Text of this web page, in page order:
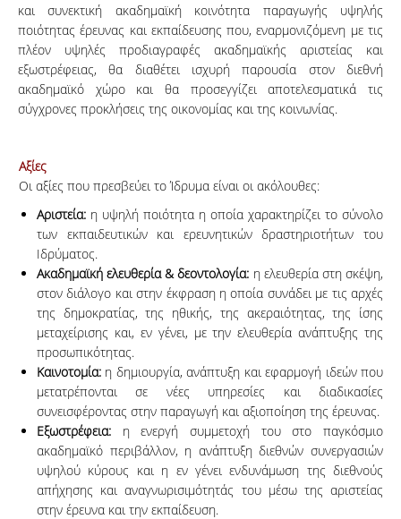
και συνεκτική ακαδημαϊκή κοινότητα παραγωγής υψηλής
ποιότητας έρευνας και εκπαίδευσης που, εναρμονιζόμενη με τις
πλέον υψηλές προδιαγραφές ακαδημαϊκής αριστείας και
εξωστρέφειας, θα διαθέτει ισχυρή παρουσία στον διεθνή
ακαδημαϊκό χώρο και θα προσεγγίζει αποτελεσματικά τις
σύγχρονες προκλήσεις της οικονομίας και της κοινωνίας.
Αξίες
Οι αξίες που πρεσβεύει το Ίδρυμα είναι οι ακόλουθες:
Αριστεία: η υψηλή ποιότητα η οποία χαρακτηρίζει το σύνολο
των εκπαιδευτικών και ερευνητικών δραστηριοτήτων του
Ιδρύματος.
Ακαδημαϊκή ελευθερία & δεοντολογία: η ελευθερία στη σκέψη,
στον διάλογο και στην έκφραση η οποία συνάδει με τις αρχές
της δημοκρατίας, της ηθικής, της ακεραιότητας, της ίσης
μεταχείρισης και, εν γένει, με την ελευθερία ανάπτυξης της
προσωπικότητας.
Καινοτομία: η δημιουργία, ανάπτυξη και εφαρμογή ιδεών που
μετατρέπονται σε νέες υπηρεσίες και διαδικασίες
συνεισφέροντας στην παραγωγή και αξιοποίηση της έρευνας.
Εξωστρέφεια: η ενεργή συμμετοχή του στο παγκόσμιο
ακαδημαϊκό περιβάλλον, η ανάπτυξη διεθνών συνεργασιών
υψηλού κύρους και η εν γένει ενδυνάμωση της διεθνούς
απήχησης και αναγνωρισιμότητάς του μέσω της αριστείας
στην έρευνα και την εκπαίδευση.